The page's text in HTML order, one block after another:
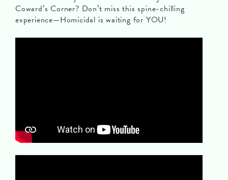
Coward’s Corner? Don’t miss this spine-chilling
experience—Homicidal is waiting for YOU!